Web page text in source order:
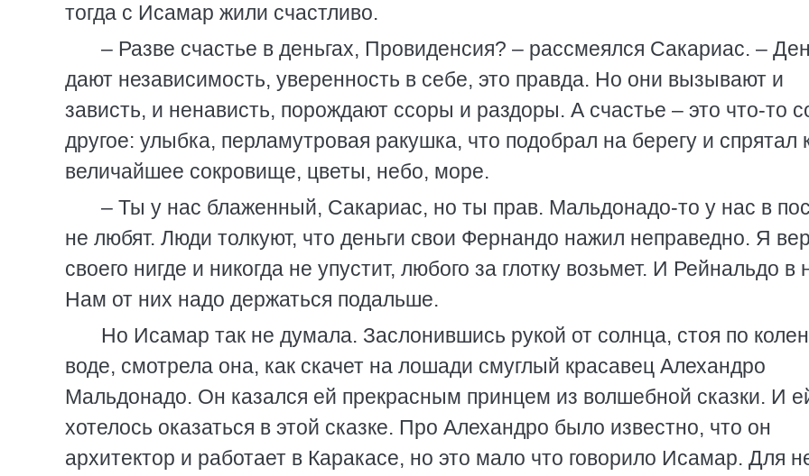
тогда с Исамар жили счастливо.
– Разве счастье в деньгах, Провиденсия? – рассмеялся Сакариас. –
дают независимость, уверенность в себе, это правда. Но они вызывают и
зависть, и ненависть, порождают ссоры и раздоры. А счастье – это что-то
другое: улыбка, перламутровая ракушка, что подобрал на берегу и спрятал
величайшее сокровище, цветы, небо, море.
– Ты у нас блаженный, Сакариас, но ты прав. Мальдонадо-то у нас в
не любят. Люди толкуют, что деньги свои Фернандо нажил неправедно. Я
своего нигде и никогда не упустит, любого за глотку возьмет. И Рейнальдо в
Нам от них надо держаться подальше.
Но Исамар так не думала. Заслонившись рукой от солнца, стоя по
воде, смотрела она, как скачет на лошади смуглый красавец Алехандро
Мальдонадо. Он казался ей прекрасным принцем из волшебной сказки. И
хотелось оказаться в этой сказке. Про Алехандро было известно, что он
архитектор и работает в Каракасе, но это мало что говорило Исамар. Для